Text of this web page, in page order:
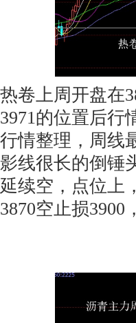
热卷上周开盘在
3971的位置后行
行情整理，周线
影线很长的倒锤
延续空，点位上
3870空止损3900